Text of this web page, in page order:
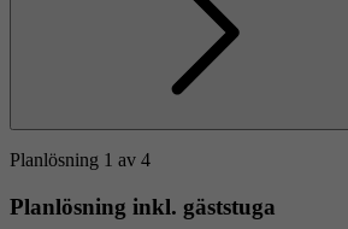
Planlösning 1 av 4
Planlösning inkl. gäststuga